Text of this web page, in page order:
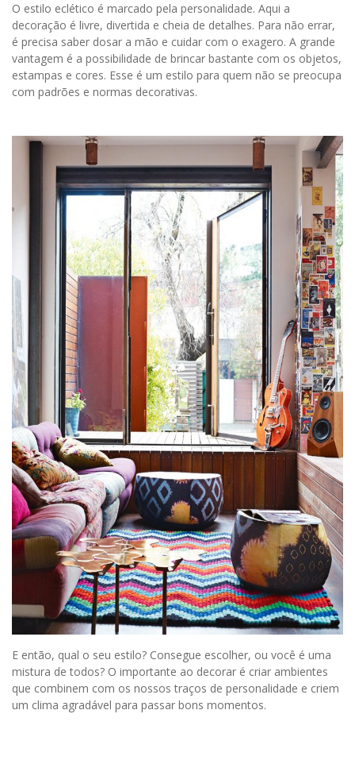
O estilo eclético é marcado pela personalidade. Aqui a
decoração é livre, divertida e cheia de detalhes. Para não errar,
é precisa saber dosar a mão e cuidar com o exagero. A grande
vantagem é a possibilidade de brincar bastante com os objetos,
estampas e cores. Esse é um estilo para quem não se preocupa
com padrões e normas decorativas.
E então, qual o seu estilo? Consegue escolher, ou você é uma
mistura de todos? O importante ao decorar é criar ambientes
que combinem com os nossos traços de personalidade e criem
um clima agradável para passar bons momentos.